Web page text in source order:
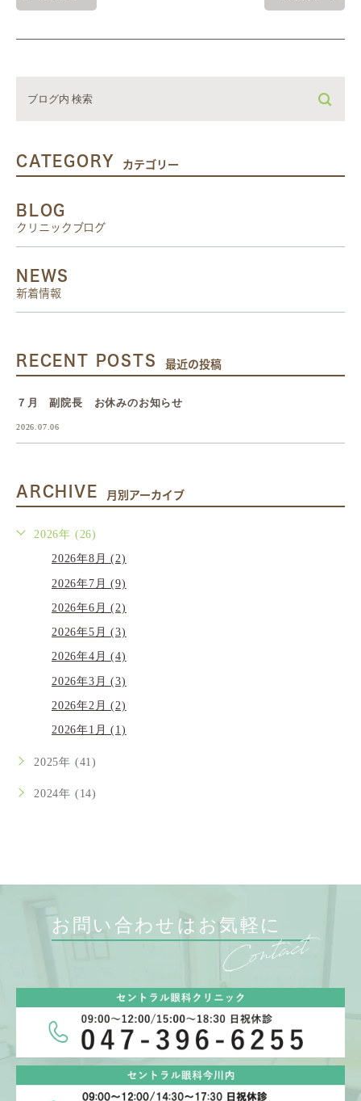
CATEGORY カテゴリー
BLOG
クリニックブログ
NEWS
新着情報
RECENT POSTS 最近の投稿
７月 副院長 お休みのお知らせ
2026.07.06
ARCHIVE 月別アーカイブ
2026年 (26)
2026年8月 (2)
2026年7月 (9)
2026年6月 (2)
2026年5月 (3)
2026年4月 (4)
2026年3月 (3)
2026年2月 (2)
2026年1月 (1)
2025年 (41)
2024年 (14)
お問い合わせはお気軽に